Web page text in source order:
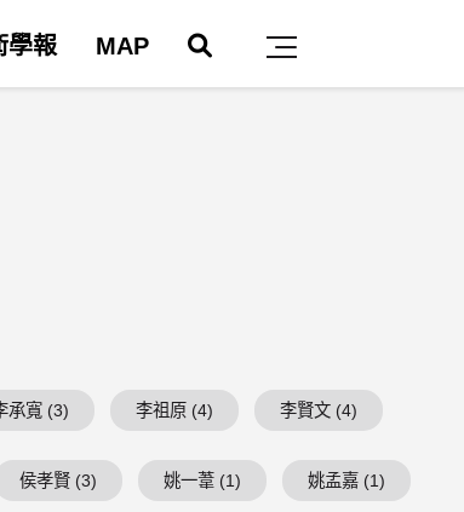
主選單
學報 MAP
承寬 (3) 李祖原 (4) 李賢文 (4)
侯孝賢 (3) 姚一葦 (1) 姚孟嘉 (1)